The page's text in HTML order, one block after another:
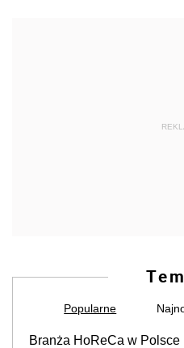
Popularne
Branża HoReCa w